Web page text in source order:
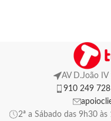
AV D.João
910 249 728
2ª a Sábado das 9h30